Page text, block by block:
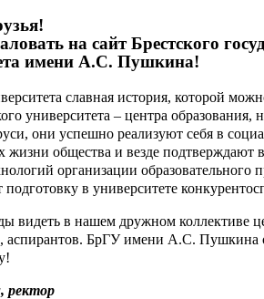
на сайт Брестского
имени А.С. Пушкина!
славная история, которой
университета – центра
они успешно реализуют себя в
жизни общества и везде подтверждают
организации образовательного
подготовку в университете
видеть в нашем дружном коллективе
аспирантов. БрГУ имени А.С.
ректор